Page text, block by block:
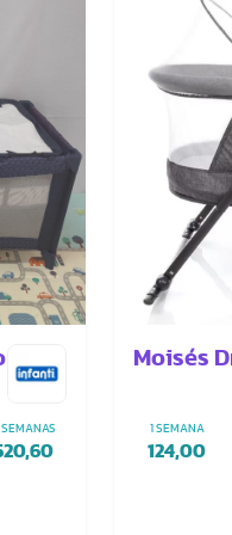
Moisés
1 SEMANA
124,00